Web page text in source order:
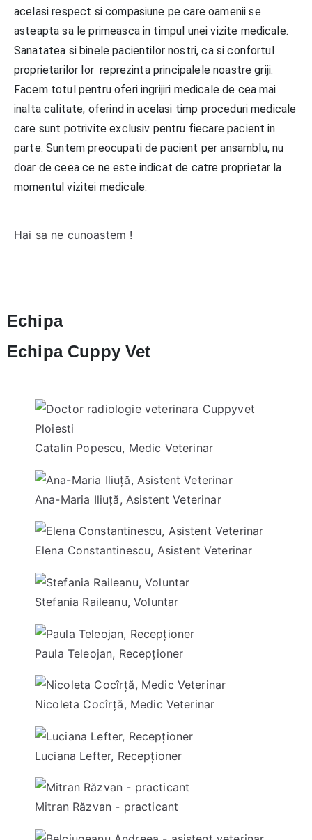
acelasi respect si compasiune pe care oamenii se
asteapta sa le primeasca in timpul unei vizite medicale.
Sanatatea si binele pacientilor nostri, ca si confortul
proprietarilor lor reprezinta principalele noastre griji.
Facem totul pentru oferi ingrijiri medicale de cea mai
inalta calitate, oferind in acelasi timp proceduri medicale
care sunt potrivite exclusiv pentru fiecare pacient in
parte. Suntem preocupati de pacient per ansamblu, nu
doar de ceea ce ne este indicat de catre proprietar la
momentul vizitei medicale.
Hai sa ne cunoastem !
Echipa
Echipa Cuppy Vet
Catalin Popescu, Medic Veterinar
Ana-Maria Iliuță, Asistent Veterinar
Elena Constantinescu, Asistent Veterinar
Stefania Raileanu, Voluntar
Paula Teleojan, Recepționer
Nicoleta Cocîrță, Medic Veterinar
Luciana Lefter, Recepționer
Mitran Răzvan - practicant